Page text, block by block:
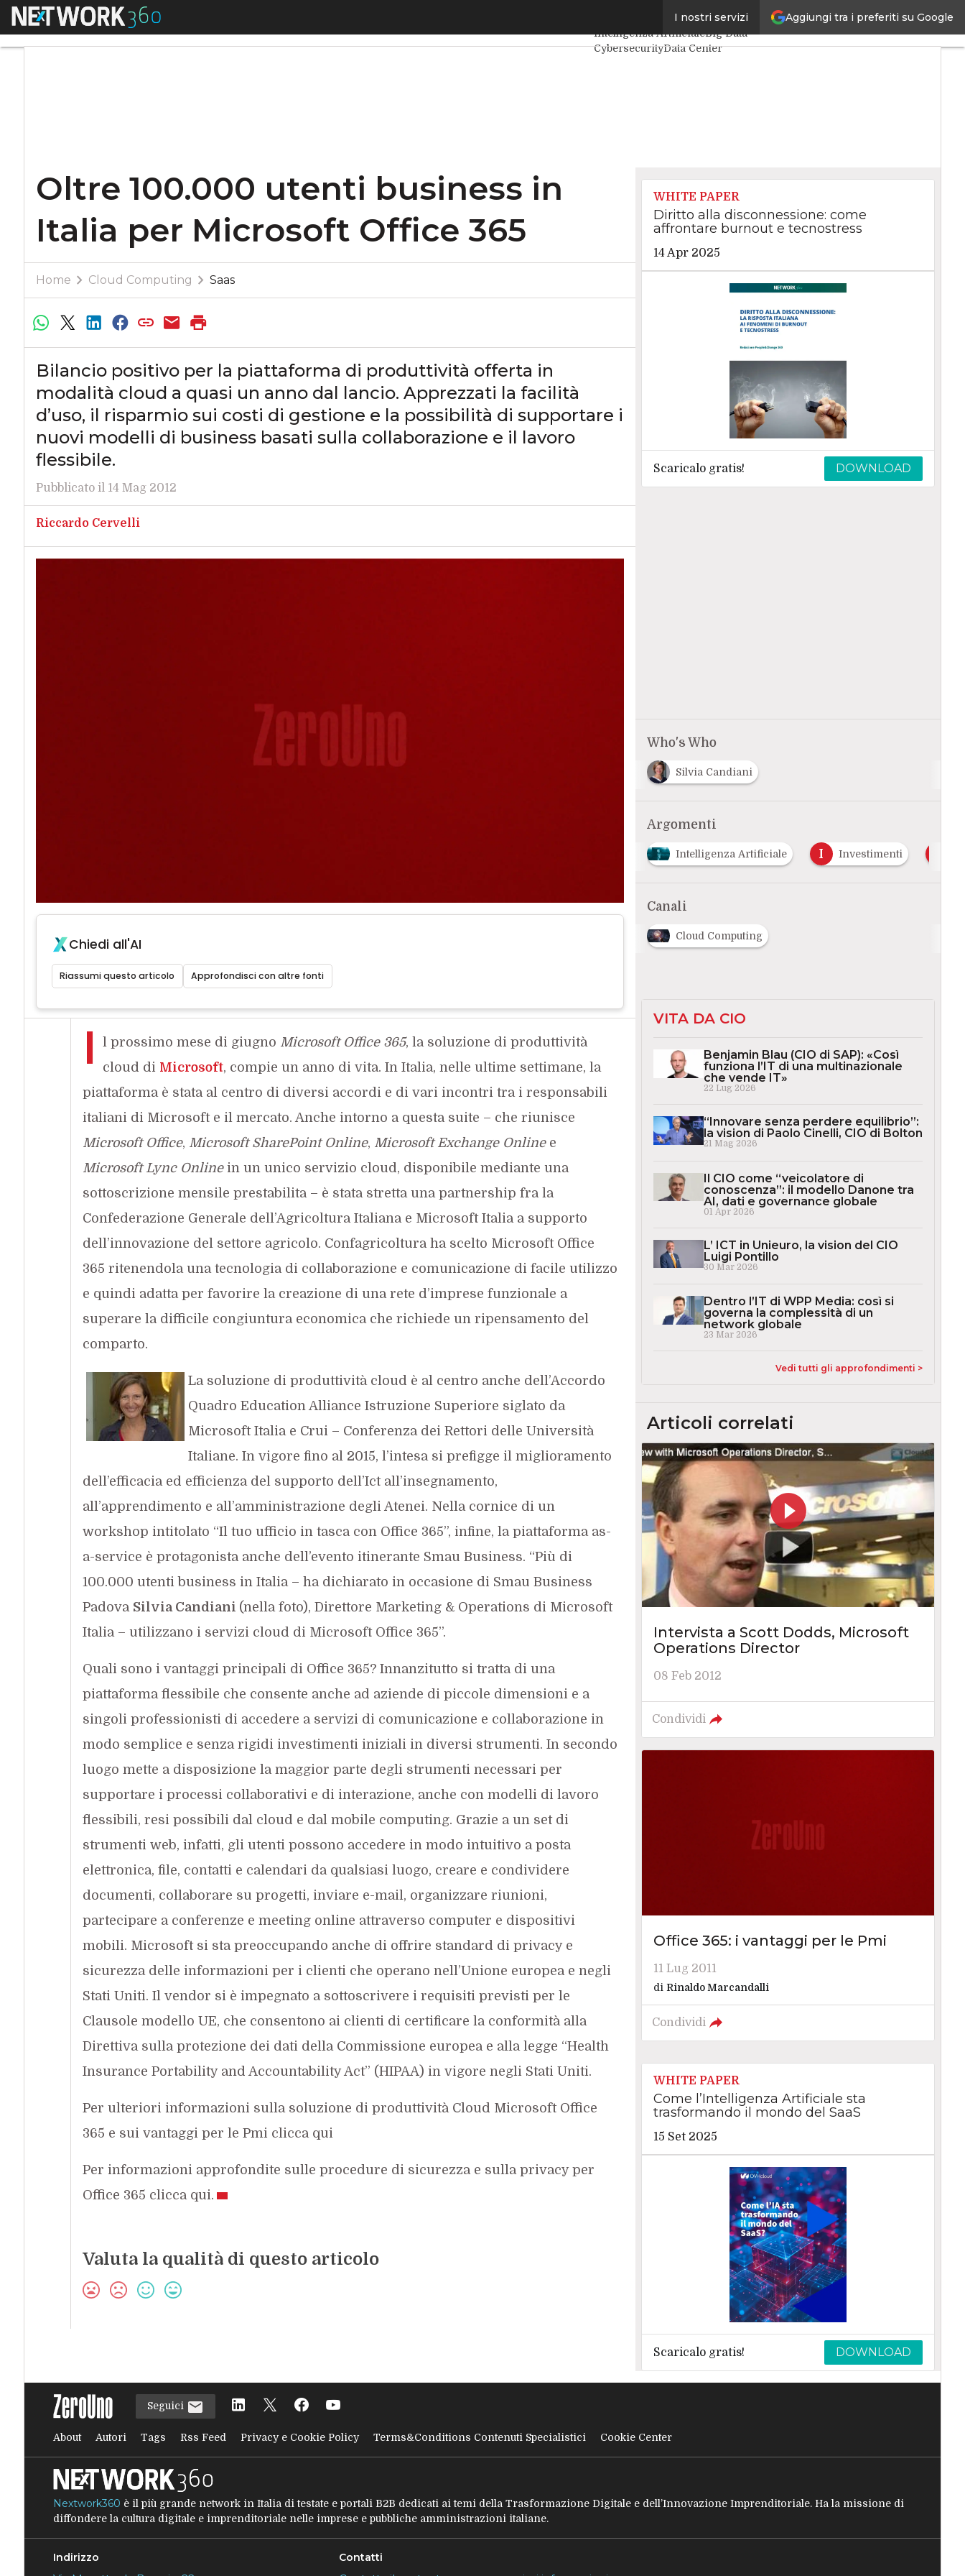
Aggiungi tra i preferiti su Google
I nostri servizi
Menu
Intelligenza ArtificialeBig Data
CybersecurityData Center
Oltre 100.000 utenti business in
Italia per Microsoft Office 365
Home Cloud Computing Saas
Bilancio positivo per la piattaforma di produttività offerta in
modalità cloud a quasi un anno dal lancio. Apprezzati la facilità
d’uso, il risparmio sui costi di gestione e la possibilità di supportare i
nuovi modelli di business basati sulla collaborazione e il lavoro
flessibile.
Pubblicato il 14 Mag 2012
Riccardo Cervelli
Chiedi all'AI
Riassumi questo articolo Approfondisci con altre fonti
I l prossimo mese di giugno Microsoft Office 365, la soluzione di produttività
cloud di Microsoft, compie un anno di vita. In Italia, nelle ultime settimane, la
piattaforma è stata al centro di diversi accordi e di vari incontri tra i responsabili
italiani di Microsoft e il mercato. Anche intorno a questa suite – che riunisce
Microsoft Office, Microsoft SharePoint Online, Microsoft Exchange Onlinee
Microsoft Lync Onlinein un unico servizio cloud, disponibile mediante una
sottoscrizione mensile prestabilita – è stata stretta una partnership fra la
Confederazione Generale dell’Agricoltura Italiana e Microsoft Italia a supporto
dell’innovazione del settore agricolo. Confagricoltura ha scelto Microsoft Office
365 ritenendola una tecnologia di collaborazione e comunicazione di facile utilizzo
e quindi adatta per favorire la creazione di una rete d’imprese funzionale a
superare la difficile congiuntura economica che richiede un ripensamento del
comparto.
La soluzione di produttività cloud è al centro anche dell’Accordo
Quadro Education Alliance Istruzione Superiore siglato da
Microsoft Italia e Crui – Conferenza dei Rettori delle Università
Italiane. In vigore fino al 2015, l’intesa si prefigge il miglioramento
dell’efficacia ed efficienza del supporto dell’Ict all’insegnamento,
all’apprendimento e all’amministrazione degli Atenei. Nella cornice di un
workshop intitolato “Il tuo ufficio in tasca con Office 365”, infine, la piattaforma as-
a-service è protagonista anche dell’evento itinerante Smau Business. “Più di
100.000 utenti business in Italia – ha dichiarato in occasione di Smau Business
Padova Silvia Candiani (nella foto), Direttore Marketing & Operations di Microsoft
Italia – utilizzano i servizi cloud di Microsoft Office 365”.
Quali sono i vantaggi principali di Office 365? Innanzitutto si tratta di una
piattaforma flessibile che consente anche ad aziende di piccole dimensioni e a
singoli professionisti di accedere a servizi di comunicazione e collaborazione in
modo semplice e senza rigidi investimenti iniziali in diversi strumenti. In secondo
luogo mette a disposizione la maggior parte degli strumenti necessari per
supportare i processi collaborativi e di interazione, anche con modelli di lavoro
flessibili, resi possibili dal cloud e dal mobile computing. Grazie a un set di
strumenti web, infatti, gli utenti possono accedere in modo intuitivo a posta
elettronica, file, contatti e calendari da qualsiasi luogo, creare e condividere
documenti, collaborare su progetti, inviare e-mail, organizzare riunioni,
partecipare a conferenze e meeting online attraverso computer e dispositivi
mobili. Microsoft si sta preoccupando anche di offrire standard di privacy e
sicurezza delle informazioni per i clienti che operano nell’Unione europea e negli
Stati Uniti. Il vendor si è impegnato a sottoscrivere i requisiti previsti per le
Clausole modello UE, che consentono ai clienti di certificare la conformità alla
Direttiva sulla protezione dei dati della Commissione europea e alla legge “Health
Insurance Portability and Accountability Act” (HIPAA) in vigore negli Stati Uniti.
Per ulteriori informazioni sulla soluzione di produttività Cloud Microsoft Office
365 e sui vantaggi per le Pmi clicca qui
Per informazioni approfondite sulle procedure di sicurezza e sulla privacy per
Office 365 clicca qui.
Valuta la qualità di questo articolo
WHITE PAPER
Diritto alla disconnessione: come
affrontare burnout e tecnostress
14 Apr 2025
Scaricalo gratis! DOWNLOAD
Who's Who
Silvia Candiani
Argomenti
Intelligenza Artificiale I Investimenti M
Canali
Cloud Computing
VITA DA CIO
Benjamin Blau (CIO di SAP): «Così
funziona l’IT di una multinazionale
che vende IT»
22 Lug 2026
“Innovare senza perdere equilibrio”:
la vision di Paolo Cinelli, CIO di Bolton
21 Mag 2026
Il CIO come “veicolatore di
conoscenza”: il modello Danone tra
AI, dati e governance globale
01 Apr 2026
L’ ICT in Unieuro, la vision del CIO
Luigi Pontillo
30 Mar 2026
Dentro l’IT di WPP Media: così si
governa la complessità di un
network globale
23 Mar 2026
Vedi tutti gli approfondimenti >
Articoli correlati
Intervista a Scott Dodds, Microsoft
Operations Director
08 Feb 2012
Condividi
Office 365: i vantaggi per le Pmi
11 Lug 2011
di Rinaldo Marcandalli
Condividi
WHITE PAPER
Come l’Intelligenza Artificiale sta
trasformando il mondo del SaaS
15 Set 2025
Scaricalo gratis! DOWNLOAD
Seguici
About Autori Tags Rss Feed Privacy e Cookie Policy Terms&Conditions Contenuti Specialistici Cookie Center
Nextwork360 è il più grande network in Italia di testate e portali B2B dedicati ai temi della Trasformazione Digitale e dell’Innovazione Imprenditoriale. Ha la missione di
diffondere la cultura digitale e imprenditoriale nelle imprese e pubbliche amministrazioni italiane.
Indirizzo Contatti